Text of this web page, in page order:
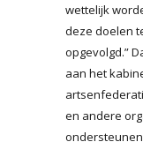
wettelijk
deze doelen
opgevolgd.”
aan het
en andere